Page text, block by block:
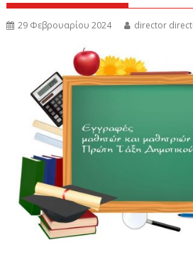
29 Φεβρουαρίου 2024 director